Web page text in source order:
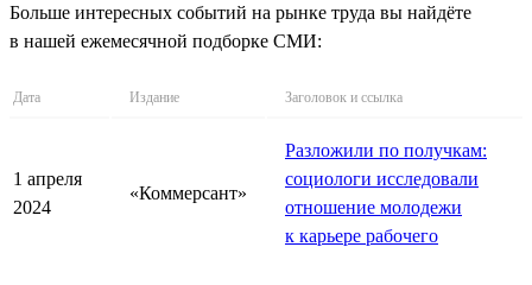
Больше интересных событий на рынке труда вы найдёте
в нашей ежемесячной подборке СМИ:
Дата Издание Заголовок и ссылка
1 апреля
2024
«Коммерсант»
Разложили по получкам:
социологи исследовали
отношение молодежи
к карьере рабочего